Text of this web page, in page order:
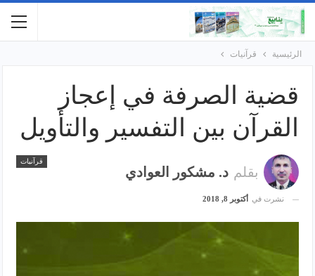
الرئيسية قرآنيات
قضية الصرفة في إعجاز
القرآن بين التفسير والتأويل
قرآنيات
بقلم د. مشكور العوادي
نشرت في أكتوبر 8, 2018